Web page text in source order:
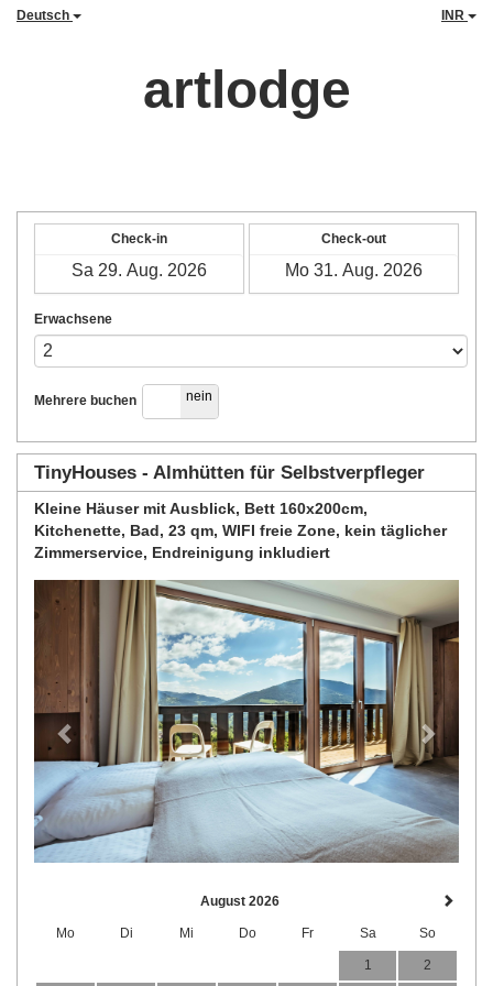
Deutsch INR
artlodge
Check-in Check-out
Erwachsene
Mehrere buchen
ja nein
TinyHouses - Almhütten für Selbstverpfleger
Kleine Häuser mit Ausblick, Bett 160x200cm,
Kitchenette, Bad, 23 qm, WIFI freie Zone, kein täglicher
Zimmerservice, Endreinigung inkludiert
Previous Next
August 2026
Mo Di Mi Do Fr Sa So
1 2